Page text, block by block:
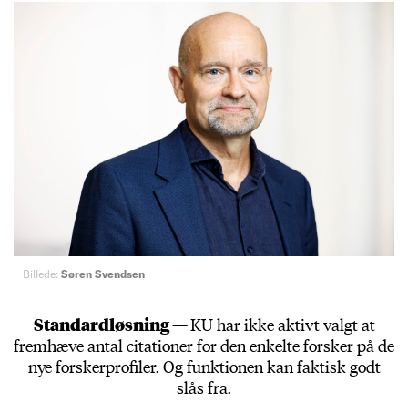
Billede: Søren Svendsen
Standardløsning —KU har ikke aktivt valgt at
fremhæve antal citationer for den enkelte forsker på de
nye forskerprofiler. Og funktionen kan faktisk godt
slås fra.